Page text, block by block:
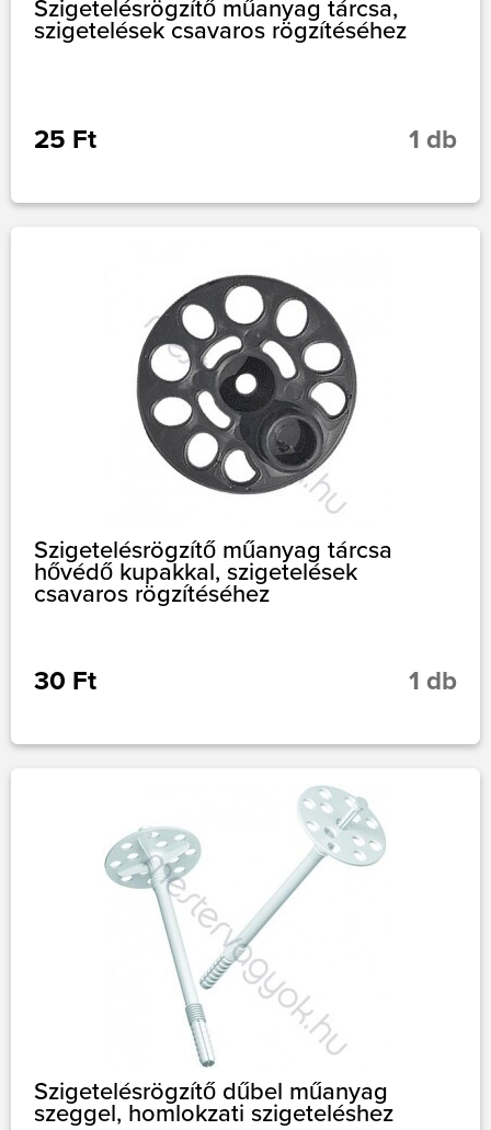
szigetelések csavaros rögzítéséhez
25 Ft 1 db
Szigetelésrögzítő műanyag tárcsa
hővédő kupakkal, szigetelések
csavaros rögzítéséhez
30 Ft 1 db
Szigetelésrögzítő dűbel műanyag
szeggel, homlokzati szigeteléshez